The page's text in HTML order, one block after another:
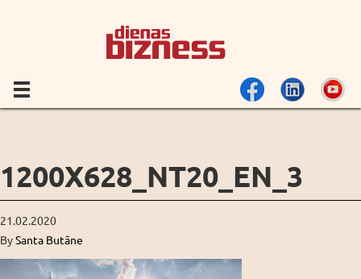
1200X628_NT20_EN_3
21.02.2020
BySanta Butāne